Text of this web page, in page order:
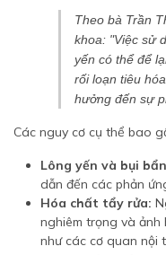
Theo bà Trần
khoa: "Việc sử
yến có thể để
rối loạn tiêu
hưởng đến sự
Các nguy cơ cụ thể bao
Lông yến và bụi
dẫn đến các phản
Hóa chất tẩy rửa:
nghiêm trọng và ảnh
như các cơ quan nội